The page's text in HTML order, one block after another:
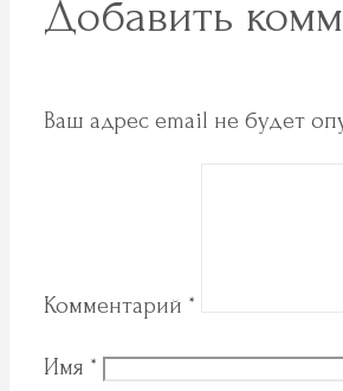
Добавить
Ваш адрес email не будет
Комментарий *
Имя *